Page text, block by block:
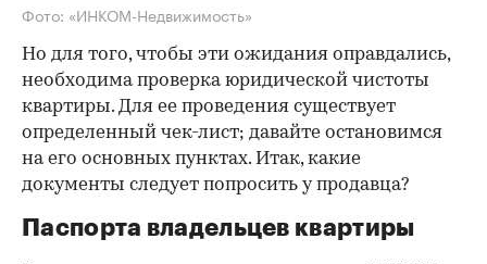
Фото: «ИНКОМ-Недвижимость»
Но для того, чтобы эти ожидания оправдались,
необходима проверка юридической чистоты
квартиры. Для ее проведения существует
определенный чек-лист; давайте остановимся
на его основных пунктах. Итак, какие
документы следует попросить у продавца?
Паспорта владельцев квартиры